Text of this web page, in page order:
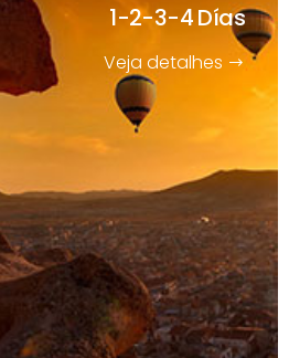
1-2-3-4 Días
Veja detalhes